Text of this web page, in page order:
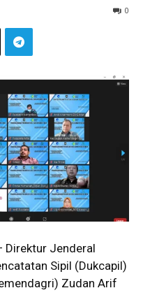
0
Direktur Jenderal
Sipil (Dukcapil)
Zudan Arif